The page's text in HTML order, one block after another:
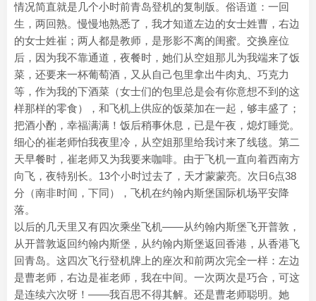
情况简直就是几个小时前青岛登机的复制版。俗语道：一回
生，两回熟。慢慢地熟悉了，我才知道左边的女士姓曹，右边
的女士姓崔；两人都是教师，是形影不离的闺蜜。交换座位
后，因为我不靠通道，夜餐时，她们从空姐那儿为我端来了饭
菜，还要来一杯葡萄酒，又从自己包里拿出牛肉丸、巧克力
等，作为我的下酒菜（女士们的包里总是会有你意想不到的这
样那样的零食），和飞机上供应的饭菜加在一起，够丰盛了；
把酒小酌，幸福满满！饭后稍事休息，已是午夜，熄灯睡觉。
细心的崔老师怕我夜里冷，从空姐那里给我讨来了线毯。第二
天早餐时，崔老师又为我要来咖啡。由于飞机一直向着西南方
向飞，夜特别长。13个小时过去了，天才蒙蒙亮。次日6点38
分（南非时间，下同），飞机在约翰内斯堡国际机场平安降
落。
以后的几天里又有四次乘坐飞机——从约翰内斯堡飞开普敦，
从开普敦返回约翰内斯堡，从约翰内斯堡返回香港，从香港飞
回青岛。这四次飞行登机牌上的座次和前两次完全一样：左边
是曹老师，右边是崔老师，我在中间。一次两次是巧合，可这
是连续六次呀！——我百思不得其解。还是曹老师聪明。她